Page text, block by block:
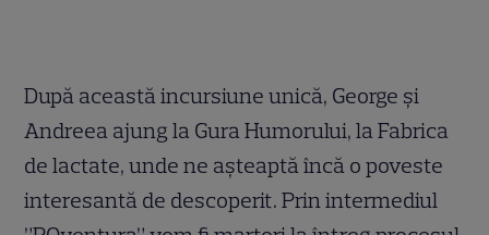
După această incursiune unică, George și
Andreea ajung la Gura Humorului, la Fabrica
de lactate, unde ne așteaptă încă o poveste
interesantă de descoperit. Prin intermediul